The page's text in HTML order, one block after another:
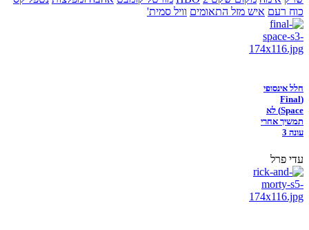
כוח רעם איש מזל התאומים וויל סמית'
חלל אינסופי
(Final
Space) לא
תמשיך אחרי
עונה 3
עדי פרל